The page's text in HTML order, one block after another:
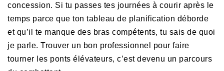
concession. Si tu passes tes journées à courir après le
temps parce que ton tableau de planification déborde
et qu’il te manque des bras compétents, tu sais de quoi
je parle. Trouver un bon professionnel pour faire
tourner les ponts élévateurs, c’est devenu un parcours